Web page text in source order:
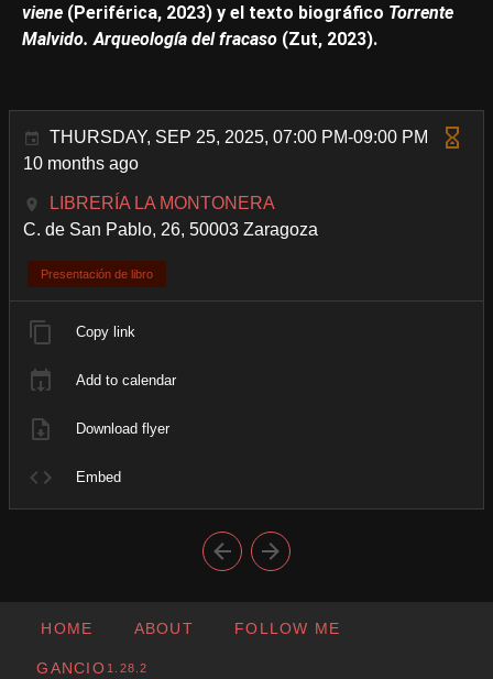
viene (Periférica, 2023) y el texto biográfico Torrente
Malvido. Arqueología del fracaso (Zut, 2023).
THURSDAY, SEP 25, 2025, 07:00 PM-09:00 PM
10 months ago
LIBRERÍA LA MONTONERA
C. de San Pablo, 26, 50003 Zaragoza
Presentación de libro
Copy link
Add to calendar
Download flyer
Embed
HOME ABOUT FOLLOW ME
GANCIO 1.28.2